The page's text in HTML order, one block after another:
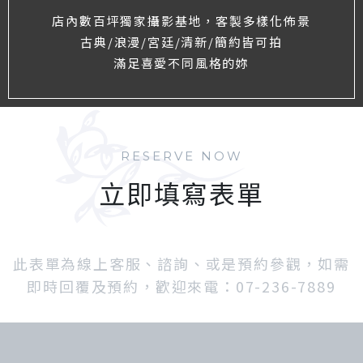
店內數百坪獨家攝影基地，客製多樣化佈景
古典/浪漫/宮廷/清新/簡約皆可拍
滿足喜愛不同風格的妳
RESERVE NOW
立即填寫表單
此表單為線上客服、諮詢、或是預約參觀，如需
即時回覆及預約，歡迎來電：07-236-7889